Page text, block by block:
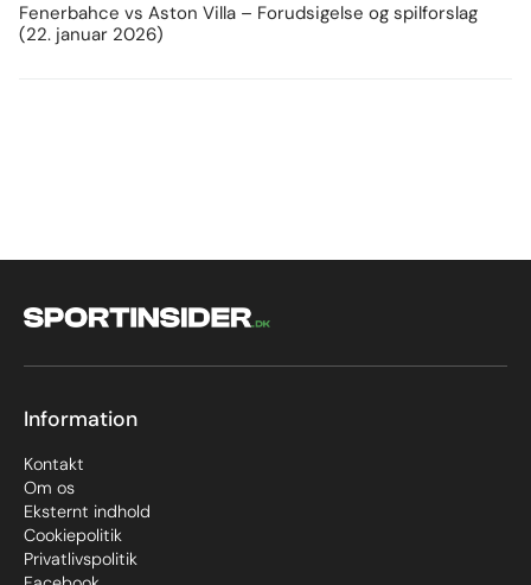
Fenerbahce vs Aston Villa – Forudsigelse og spilforslag
(22. januar 2026)
Information
Kontakt
Om os
Eksternt indhold
Cookiepolitik
Privatlivspolitik